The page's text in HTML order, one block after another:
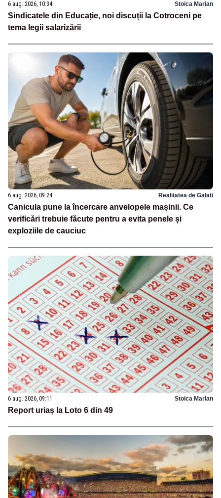
6 aug. 2026, 10:34 Stoica Marian
Sindicatele din Educație, noi discuții la Cotroceni pe
tema legii salarizării
6 aug. 2026, 09:24 Realitatea de Galati
Canicula pune la încercare anvelopele mașinii. Ce
verificări trebuie făcute pentru a evita penele și
exploziile de cauciuc
6 aug. 2026, 09:11 Stoica Marian
Report uriaș la Loto 6 din 49